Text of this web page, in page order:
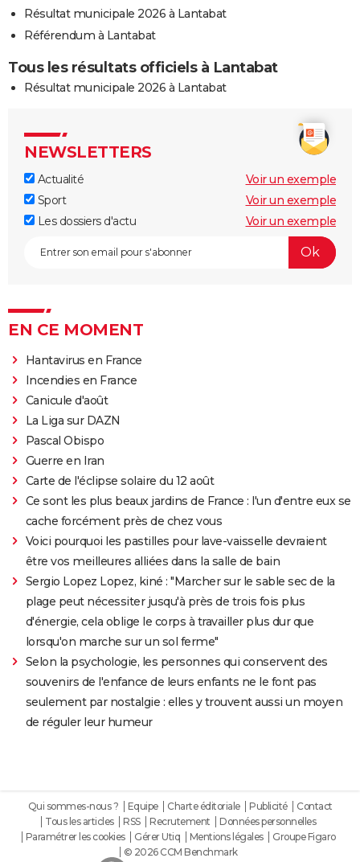
Résultat municipale 2026 à Lantabat
Référendum à Lantabat
Tous les résultats officiels à Lantabat
Résultat municipale 2026 à Lantabat
NEWSLETTERS
Actualité
Voir un exemple
Sport
Voir un exemple
Les dossiers d'actu
Voir un exemple
EN CE MOMENT
Hantavirus en France
Incendies en France
Canicule d'août
La Liga sur DAZN
Pascal Obispo
Guerre en Iran
Carte de l'éclipse solaire du 12 août
Ce sont les plus beaux jardins de France : l'un d'entre eux se
cache forcément près de chez vous
Voici pourquoi les pastilles pour lave-vaisselle devraient
être vos meilleures alliées dans la salle de bain
Sergio Lopez Lopez, kiné : "Marcher sur le sable sec de la
plage peut nécessiter jusqu'à près de trois fois plus
d'énergie, cela oblige le corps à travailler plus dur que
lorsqu'on marche sur un sol ferme"
Selon la psychologie, les personnes qui conservent des
souvenirs de l'enfance de leurs enfants ne le font pas
seulement par nostalgie : elles y trouvent aussi un moyen
de réguler leur humeur
Qui sommes-nous ? Equipe Charte éditoriale Publicité
Contact
Tous les articles
RSS Recrutement
Données personnelles
Paramétrer les cookies
Gérer Utiq Mentions légales
Groupe Figaro
© 2026 CCM Benchmark